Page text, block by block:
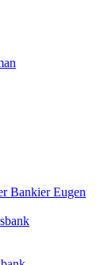
Bankier Eugen